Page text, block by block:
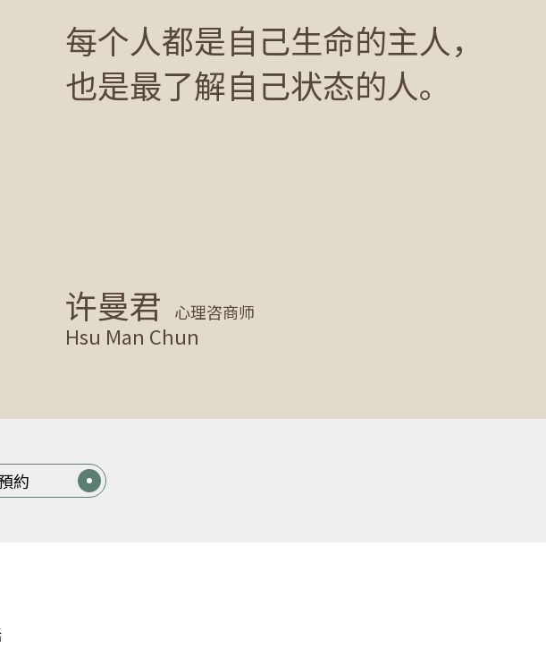
每个人都是自己生命的主人，
也是最了解自己状态的人。
许曼君 心理咨商师
Hsu Man Chun
約